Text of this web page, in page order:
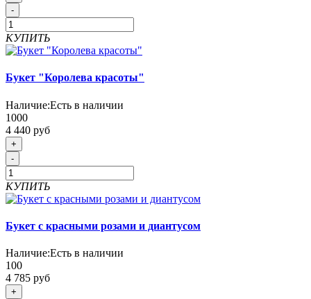
-
КУПИТЬ
Букет "Королева красоты"
Наличие:Есть в наличии
1000
4 440 руб
+
-
КУПИТЬ
Букет с красными розами и диантусом
Наличие:Есть в наличии
100
4 785 руб
+